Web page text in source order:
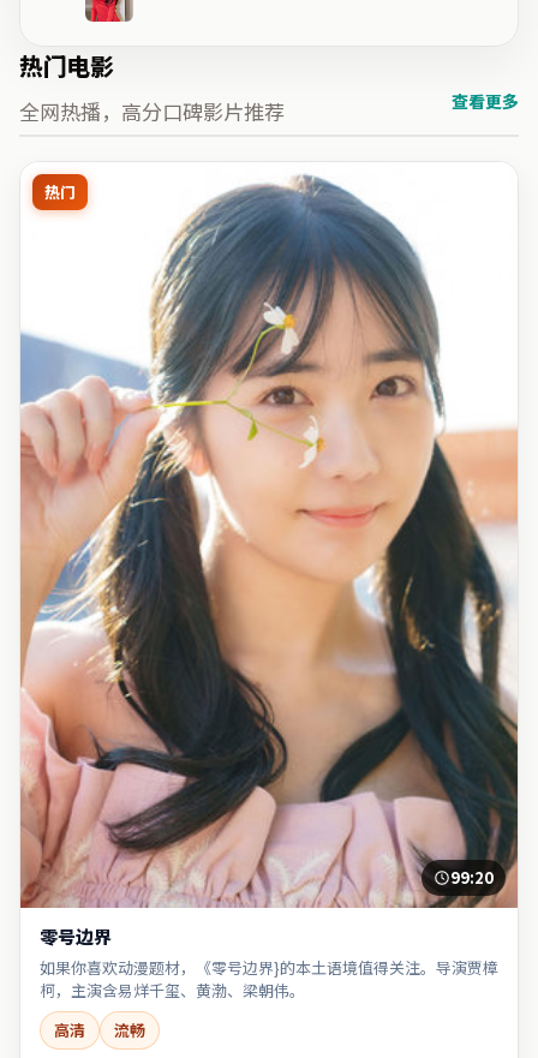
热门电影
全网热播，高分口碑影片推荐 查看更多
热门
99:20
零号边界
如果你喜欢动漫题材，《零号边界}的本土语境值得关注。导演贾樟
柯，主演含易烊千玺、黄渤、梁朝伟。
高清
流畅